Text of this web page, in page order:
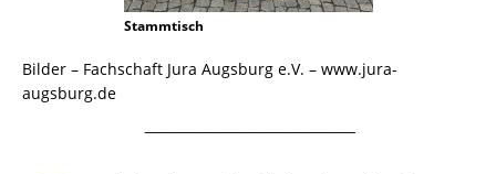
Stammtisch
Bilder – Fachschaft Jura Augsburg e.V. – www.jura-
augsburg.de
¯¯¯¯¯¯¯¯¯¯¯¯¯¯¯¯¯¯¯¯¯¯¯¯¯¯¯¯¯¯¯¯¯¯¯¯¯¯